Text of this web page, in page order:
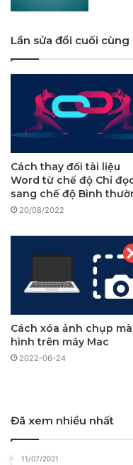
Lần sửa đổi cuối cùng
Cách thay đổi tài liệu
Word từ chế độ Chỉ
sang chế độ Bình
20/08/2022
Cách xóa ảnh chụp
hình trên máy Mac
2022-06-24
Đã xem nhiều nhất
11/07/2021